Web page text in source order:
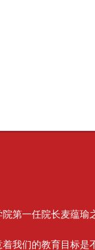
第一任院长麦蕴
我们的教育目标